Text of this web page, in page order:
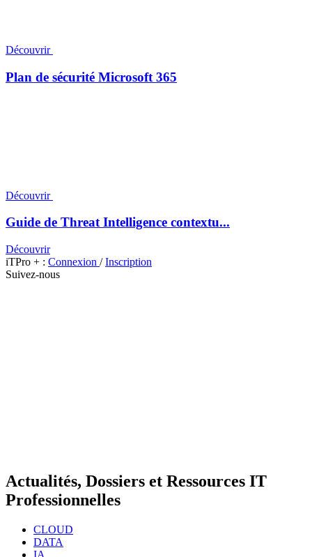
Découvrir
Plan de sécurité Microsoft 365
Découvrir
Guide de Threat Intelligence contextu...
Découvrir
iTPro + : Connexion /Inscription
Suivez-nous
Actualités, Dossiers et Ressources IT
Professionnelles
CLOUD
DATA
IA